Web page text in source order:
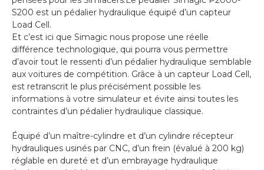
S200 est un pédalier hydraulique équipé d’un capteur
Load Cell.
Et c’est ici que Simagic nous propose une réelle
différence technologique, qui pourra vous permettre
d’avoir tout le ressenti d’un pédalier hydraulique semblable
aux voitures de compétition. Grâce à un capteur Load Cell,
est retranscrit le plus précisément possible les
informations à votre simulateur et évite ainsi toutes les
contraintes d’un pédalier hydraulique classique.
Équipé d’un maître-cylindre et d’un cylindre récepteur
hydrauliques usinés par CNC, d’un frein (évalué à 200 kg)
réglable en dureté et d’un embrayage hydraulique